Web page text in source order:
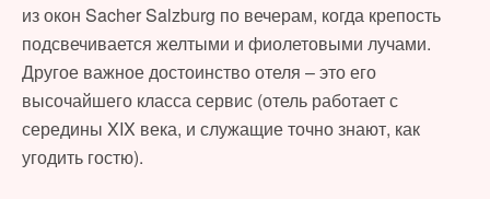
из окон Sacher Salzburg по вечерам, когда крепость
подсвечивается желтыми и фиолетовыми лучами.
Другое важное достоинство отеля – это его
высочайшего класса сервис (отель работает с
середины XIX века, и служащие точно знают, как
угодить гостю).